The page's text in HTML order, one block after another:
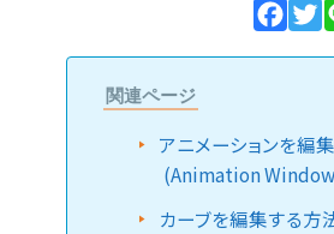
関連ページ
アニメーションを編
(Animation
カーブを編集する方